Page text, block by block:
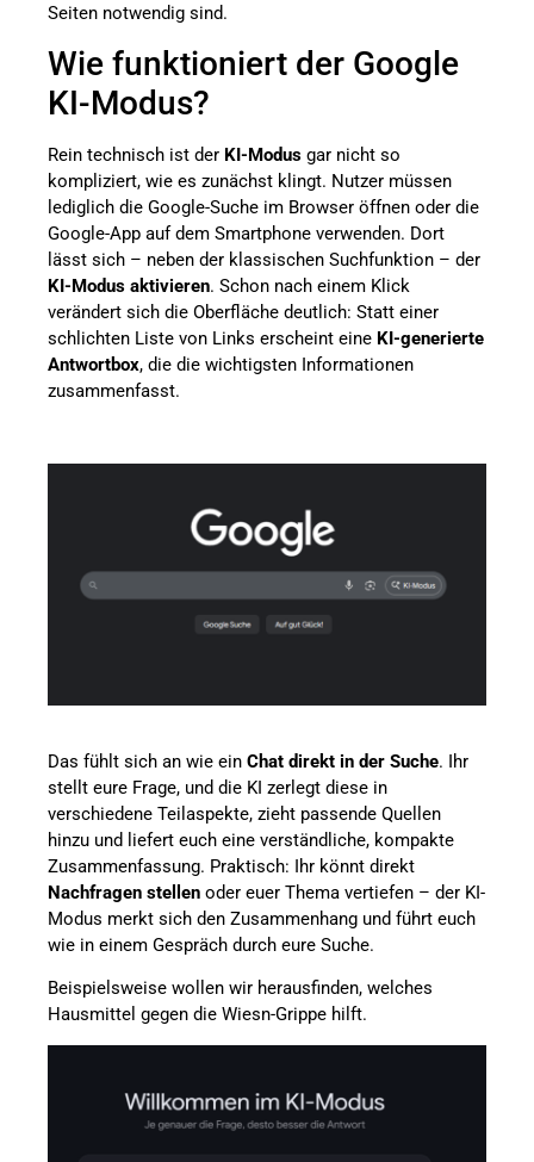
Seiten notwendig sind.
Wie funktioniert der Google
KI-Modus?
Rein technisch ist der KI-Modus gar nicht so
kompliziert, wie es zunächst klingt. Nutzer müssen
lediglich die Google-Suche im Browser öffnen oder die
Google-App auf dem Smartphone verwenden. Dort
lässt sich – neben der klassischen Suchfunktion – der
KI-Modus aktivieren. Schon nach einem Klick
verändert sich die Oberfläche deutlich: Statt einer
schlichten Liste von Links erscheint eine KI-generierte
Antwortbox, die die wichtigsten Informationen
zusammenfasst.
Das fühlt sich an wie ein Chat direkt in der Suche. Ihr
stellt eure Frage, und die KI zerlegt diese in
verschiedene Teilaspekte, zieht passende Quellen
hinzu und liefert euch eine verständliche, kompakte
Zusammenfassung. Praktisch: Ihr könnt direkt
Nachfragen stellen oder euer Thema vertiefen – der KI-
Modus merkt sich den Zusammenhang und führt euch
wie in einem Gespräch durch eure Suche.
Beispielsweise wollen wir herausfinden, welches
Hausmittel gegen die Wiesn-Grippe hilft.